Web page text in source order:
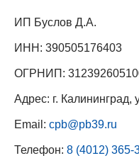
ИП Буслов Д.А.
ИНН: 390505176403
ОГРНИП:
Адрес: г. Калининград,
Email: cpb@pb39.ru
Телефон: 8 (4012) 365-